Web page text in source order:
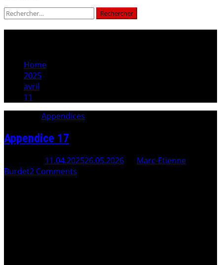
Rechercher :
Home
2025
avril
11
Appendices
Appendice 17
11.04.202526.05.2026
Marc-Etienne
Burdet2 Comments